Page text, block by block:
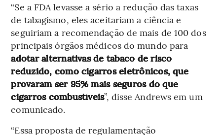
“Se a FDA levasse a sério a redução das taxas
de tabagismo, eles aceitariam a ciência e
seguiriam a recomendação de mais de 100 dos
principais órgãos médicos do mundo para
adotar alternativas de tabaco de risco
reduzido, como cigarros eletrônicos, que
provaram ser 95% mais seguros do que
cigarros combustíveis”, disse Andrews em um
comunicado.
“Essa proposta de regulamentação